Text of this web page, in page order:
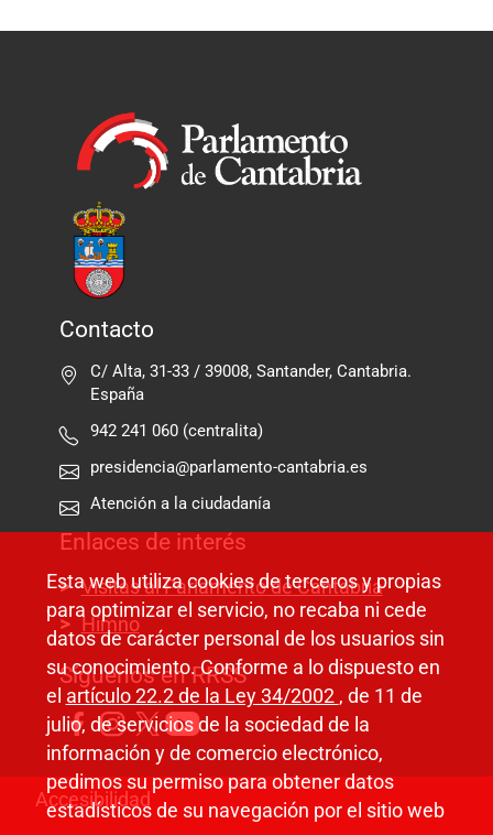
Contacto
C/ Alta, 31-33 / 39008, Santander, Cantabria.
España
942 241 060 (centralita)
presidencia@parlamento-cantabria.es
Atención a la ciudadanía
Enlaces de interés
Visitas al Parlamento de Cantabria
Himno
Síguenos en RRSS
Pie de página
Accesibilidad
Esta web utiliza cookies de terceros y propias
para optimizar el servicio, no recaba ni cede
datos de carácter personal de los usuarios sin
su conocimiento. Conforme a lo dispuesto en
el artículo 22.2 de la Ley 34/2002 , de 11 de
julio, de servicios de la sociedad de la
información y de comercio electrónico,
pedimos su permiso para obtener datos
estadísticos de su navegación por el sitio web